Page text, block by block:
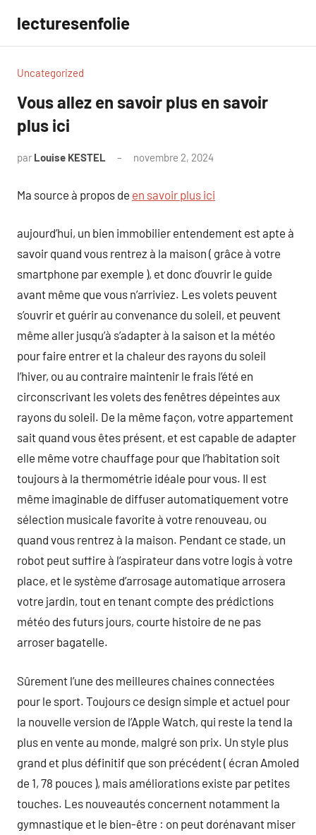
contenu
lecturesenfolie
Uncategorized
Vous allez en savoir plus en savoir
plus ici
par Louise KESTEL novembre 2, 2024
Ma source à propos de en savoir plus ici
aujourd’hui, un bien immobilier entendement est apte à
savoir quand vous rentrez à la maison ( grâce à votre
smartphone par exemple ), et donc d’ouvrir le guide
avant même que vous n’arriviez. Les volets peuvent
s’ouvrir et guérir au convenance du soleil, et peuvent
même aller jusqu’à s’adapter à la saison et la météo
pour faire entrer et la chaleur des rayons du soleil
l’hiver, ou au contraire maintenir le frais l’été en
circonscrivant les volets des fenêtres dépeintes aux
rayons du soleil. De la même façon, votre appartement
sait quand vous êtes présent, et est capable de adapter
elle même votre chauffage pour que l’habitation soit
toujours à la thermométrie idéale pour vous. Il est
même imaginable de diffuser automatiquement votre
sélection musicale favorite à votre renouveau, ou
quand vous rentrez à la maison. Pendant ce stade, un
robot peut suffire à l’aspirateur dans votre logis à votre
place, et le système d’arrosage automatique arrosera
votre jardin, tout en tenant compte des prédictions
météo des futurs jours, courte histoire de ne pas
arroser bagatelle.
Sûrement l’une des meilleures chaines connectées
pour le sport. Toujours ce design simple et actuel pour
la nouvelle version de l’Apple Watch, qui reste la tend la
plus en vente au monde, malgré son prix. Un style plus
grand et plus définitif que son précédent ( écran Amoled
de 1, 78 pouces ), mais améliorations existe par petites
touches. Les nouveautés concernent notamment la
gymnastique et le bien-être : on peut dorénavant miser